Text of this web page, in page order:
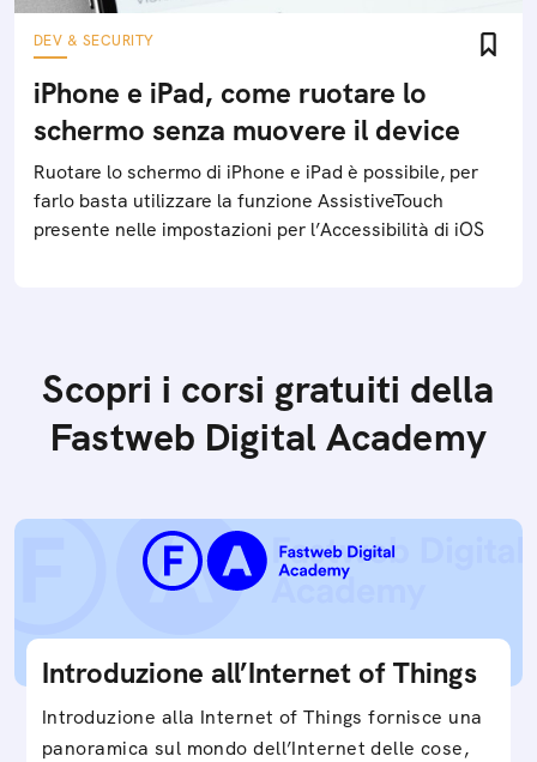
DEV & SECURITY
iPhone e iPad, come ruotare lo
schermo senza muovere il device
Ruotare lo schermo di iPhone e iPad è possibile, per
farlo basta utilizzare la funzione AssistiveTouch
presente nelle impostazioni per l’Accessibilità di iOS
Scopri i corsi gratuiti della
Fastweb Digital Academy
Introduzione all’Internet of Things
Introduzione alla Internet of Things fornisce una
panoramica sul mondo dell’Internet delle cose,